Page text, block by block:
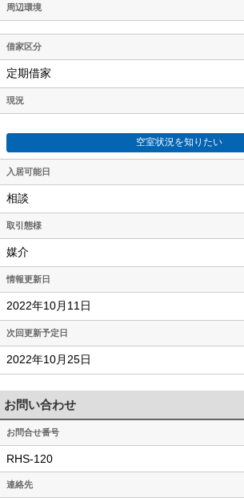
周辺環境
借家区分
定期借家
現況
空室状況を知りたい
入居可能日
相談
取引態様
媒介
情報更新日
2022年10月11日
次回更新予定日
2022年10月25日
お問い合わせ
お問合せ番号
RHS-120
連絡先